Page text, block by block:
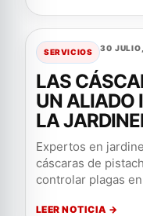
SERVICIOS 30
LAS
UN ALIADO
LA
Expertos en
cáscaras de
controlar plagas
LEER NOTICIA →